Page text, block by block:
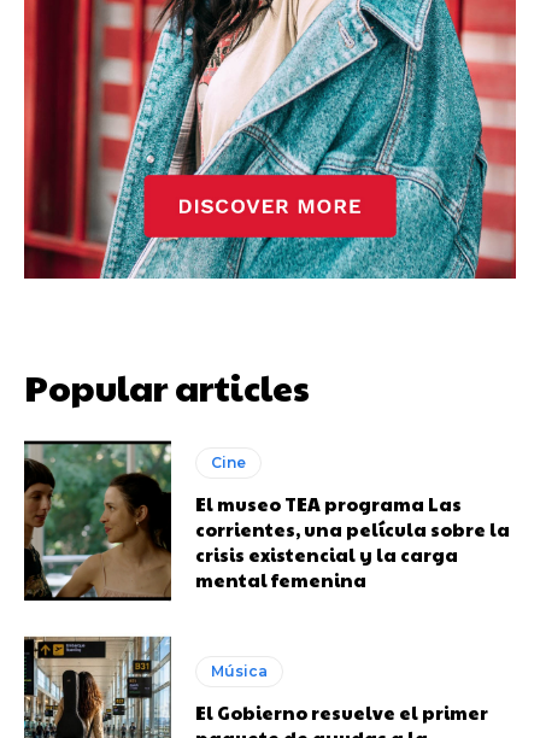
Popular articles
Cine
El museo TEA programa Las
corrientes, una película sobre la
crisis existencial y la carga
mental femenina
Música
El Gobierno resuelve el primer